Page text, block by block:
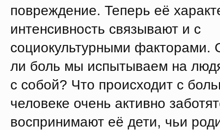
повреждение. Теперь её
интенсивность связывают и с
социокультурными факторами.
ли боль мы испытываем на
с собой? Что происходит с
человеке очень активно
воспринимают её дети, чьи